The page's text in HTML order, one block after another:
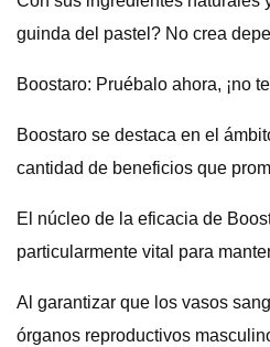
guinda del pastel? No crea
Boostaro: Pruébalo ahora, ¡no
Boostaro se destaca en el
cantidad de beneficios que
El núcleo de la eficacia de
particularmente vital para
Al garantizar que los vasos
órganos reproductivos